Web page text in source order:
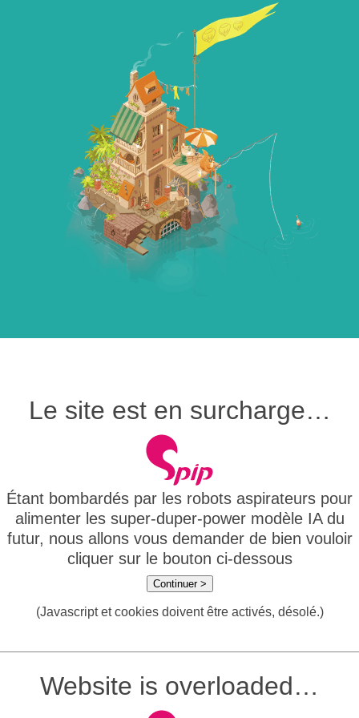
Le site est en surcharge…
Étant bombardés par les robots aspirateurs pour
alimenter les super-duper-power modèle IA du
futur, nous allons vous demander de bien vouloir
cliquer sur le bouton ci-dessous
Continuer >
(Javascript et cookies doivent être activés, désolé.)
Website is overloaded…